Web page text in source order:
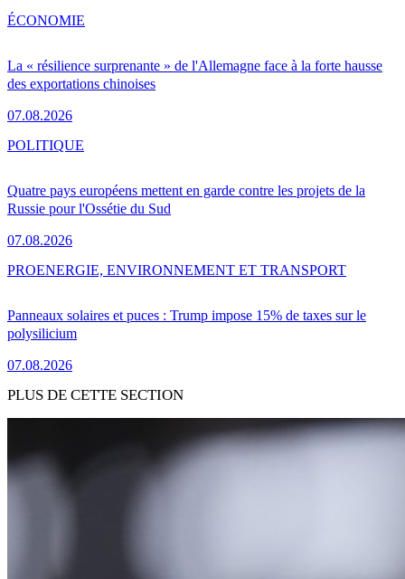
La « résilience surprenante » de l'Allemagne face à la forte hausse
des exportations chinoises
07.08.2026
ÉCONOMIE
Quatre pays européens mettent en garde contre les projets de la
Russie pour l'Ossétie du Sud
07.08.2026
POLITIQUE
Panneaux solaires et puces : Trump impose 15% de taxes sur le
polysilicium
07.08.2026
PROENERGIE, ENVIRONNEMENT ET TRANSPORT
PLUS DE CETTE SECTION